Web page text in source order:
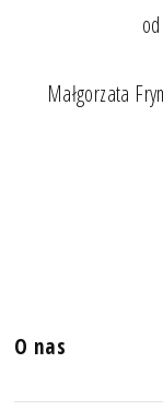
Małgorzata
O nas